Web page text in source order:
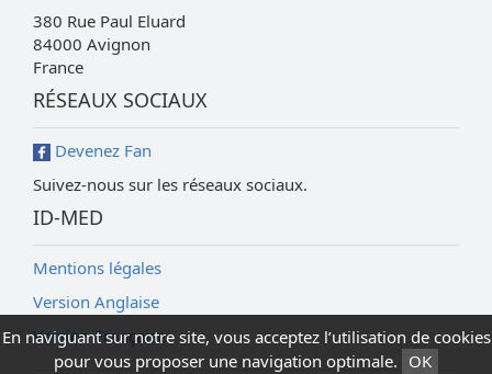
380 Rue Paul Eluard
84000 Avignon
France
RÉSEAUX SOCIAUX
Devenez Fan
Suivez-nous sur les réseaux sociaux.
ID-MED
Mentions légales
Version Anglaise
Version Française
En naviguant sur notre site, vous acceptez l’utilisation de cookies
pour vous proposer une navigation optimale. OK